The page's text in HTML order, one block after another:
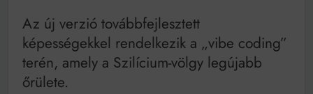
Az új verzió továbbfejlesztett
képességekkel rendelkezik a „vibe coding”
terén, amely a Szilícium-völgy legújabb
őrülete.